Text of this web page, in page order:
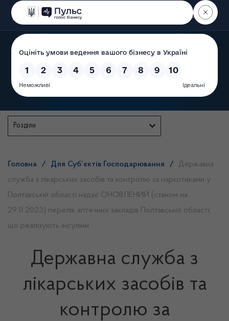
Пошук
Розділи
Головна / Для Суб’єктів Господарювання /
Державна
служба з лікарських засобів та контролю за наркотиками у
Полтавській області надає ОНОВЛЕНИЙ (станом на
29.11.2023) перелік аптечних закладів Полтавської області,
що реалізують інсуліни
Державна служба з
лікарських засобів та
контролю за